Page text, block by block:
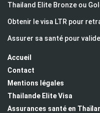
Thailand Elite Bronze ou
Obtenir le visa LTR pour
Assurer sa santé pour
Accueil
Contact
Mentions légales
Thailande Elite Visa
Assurances santé en